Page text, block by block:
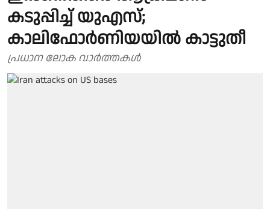
കടുപ്പിച്ച് യുഎസ്;
കാലിഫോര്‍ണിയയില്‍ കാട്ടുതീ
പ്രധാന ലോക വാർത്തകൾ